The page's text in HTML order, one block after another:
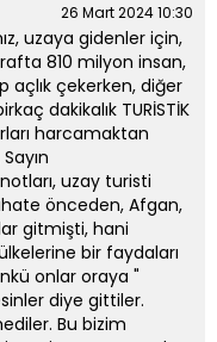
26 Mart 2024 10:30
uzaya gidenler için,
810 milyon insan,
açlık çekerken, diğer
dakikalık TURİSTİK
harcamaktan
uzay turisti
önceden, Afgan,
gitmişti, hani
bir faydaları
onlar oraya "
diye gittiler.
Bu bizim